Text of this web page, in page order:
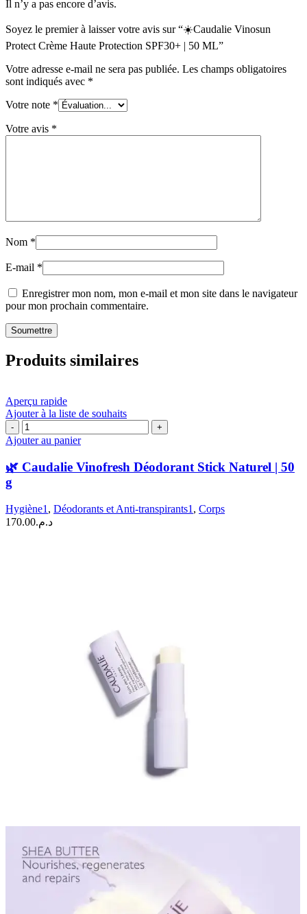
Il n’y a pas encore d’avis.
Soyez le premier à laisser votre avis sur “☀️Caudalie Vinosun
Protect Crème Haute Protection SPF30+ | 50 ML”
Votre adresse e-mail ne sera pas publiée. Les champs obligatoires
sont indiqués avec *
Votre note *
Votre avis *
Nom *
E-mail *
Enregistrer mon nom, mon e-mail et mon site dans le navigateur
pour mon prochain commentaire.
Produits similaires
Aperçu rapide
Ajouter à la liste de souhaits
quantité
de
Caudalie
Vinofresh
Naturel
|
Ajouter au panier
🌿 Caudalie Vinofresh Déodorant Stick Naturel | 50
g
Hygiène1 , Déodorants et Anti-transpirants1 , Corps
د.م.170.00